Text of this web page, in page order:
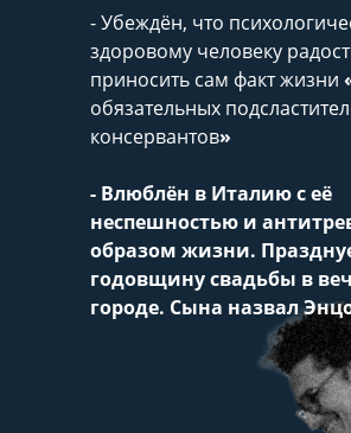
- Убеждён, что
здоровому человеку
приносить сам факт жизни
обязательных
консервантов»
- Влюблён в Италию с её
неспешностью и
образом жизни.
годовщину свадьбы в
городе. Сына назвал